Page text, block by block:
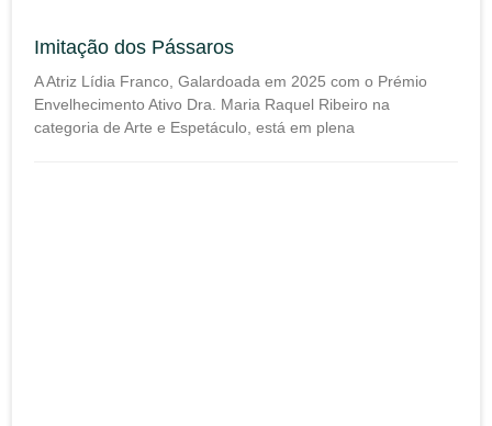
Imitação dos Pássaros
A Atriz Lídia Franco, Galardoada em 2025 com o Prémio
Envelhecimento Ativo Dra. Maria Raquel Ribeiro na
categoria de Arte e Espetáculo, está em plena